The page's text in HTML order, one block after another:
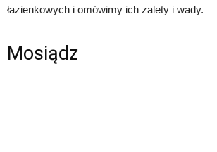
łazienkowych i omówimy ich zalety i wady.
Mosiądz